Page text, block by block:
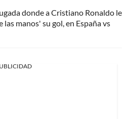
donde a Cristiano Ronaldo le
las manos' su gol, en España vs